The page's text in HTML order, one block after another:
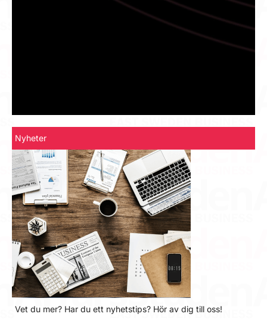
Nyheter
Vet du mer? Har du ett nyhetstips? Hör av dig till oss!